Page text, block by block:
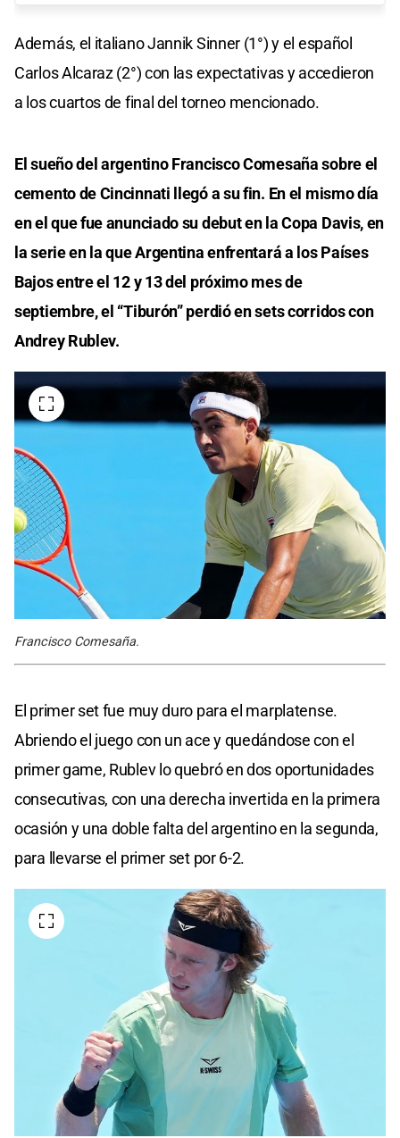
Además, el italiano Jannik Sinner (1°) y el español
Carlos Alcaraz (2°) con las expectativas y accedieron
a los cuartos de final del torneo mencionado.
El sueño del argentino Francisco Comesaña sobre el
cemento de Cincinnati llegó a su fin. En el mismo día
en el que fue anunciado su debut en la Copa Davis, en
la serie en la que Argentina enfrentará a los Países
Bajos entre el 12 y 13 del próximo mes de
septiembre, el “Tiburón” perdió en sets corridos con
Andrey Rublev.
Francisco Comesaña.
El primer set fue muy duro para el marplatense.
Abriendo el juego con un ace y quedándose con el
primer game, Rublev lo quebró en dos oportunidades
consecutivas, con una derecha invertida en la primera
ocasión y una doble falta del argentino en la segunda,
para llevarse el primer set por 6-2.